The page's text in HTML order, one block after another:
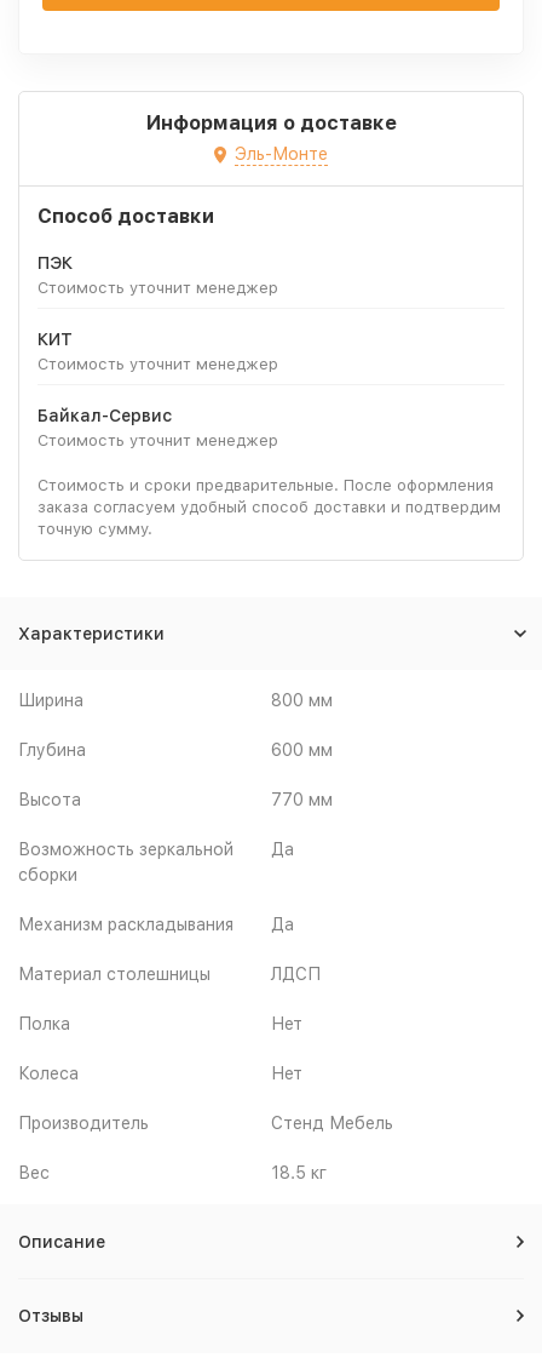
Информация о доставке
Эль-Монте
Способ доставки
ПЭК
Стоимость уточнит менеджер
КИТ
Стоимость уточнит менеджер
Байкал-Сервис
Стоимость уточнит менеджер
Стоимость и сроки предварительные. После оформления
заказа согласуем удобный способ доставки и подтвердим
точную сумму.
Характеристики
Ширина 800 мм
Глубина 600 мм
Высота 770 мм
Возможность зеркальной
сборки
Да
Механизм раскладывания Да
Материал столешницы ЛДСП
Полка Нет
Колеса Нет
Производитель Стенд Мебель
Вес 18.5 кг
Описание
Отзывы